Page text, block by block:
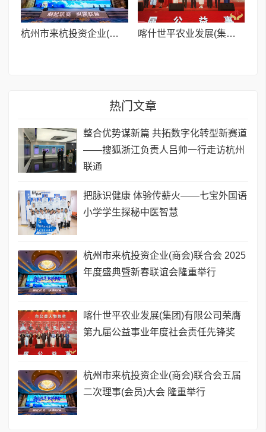
杭州市来杭投资企业(商会)联合会 2025年度盛典暨新春联谊会隆重举行 喀什世平农业发展(集团)有限公司荣膺第九届公益事业年度社会责任先锋奖
热门文章
整合优势谋新篇 共拓数字化转型新赛道
——搜狐浙江负责人吕帅一行走访杭州
联通
把脉识健康 体验传薪火——七宝外国语
小学学生探秘中医智慧
杭州市来杭投资企业(商会)联合会 2025
年度盛典暨新春联谊会隆重举行
喀什世平农业发展(集团)有限公司荣膺
第九届公益事业年度社会责任先锋奖
杭州市来杭投资企业(商会)联合会五届
二次理事(会员)大会 隆重举行